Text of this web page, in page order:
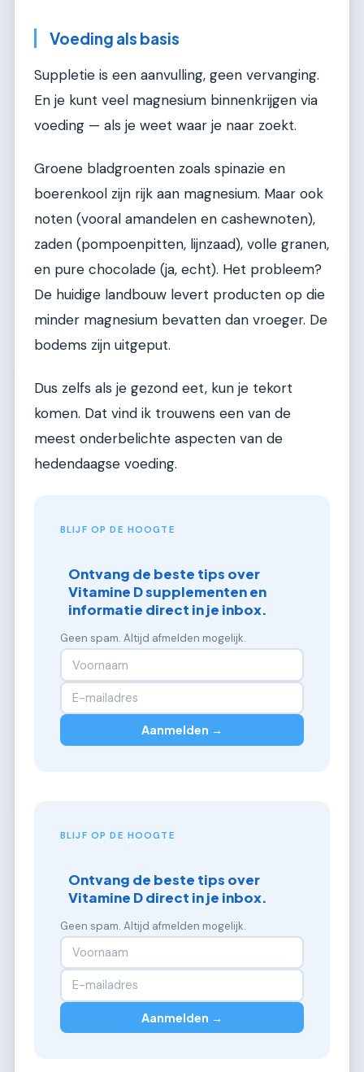
Voeding als basis
Suppletie is een aanvulling, geen vervanging.
En je kunt veel magnesium binnenkrijgen via
voeding — als je weet waar je naar zoekt.
Groene bladgroenten zoals spinazie en
boerenkool zijn rijk aan magnesium. Maar ook
noten (vooral amandelen en cashewnoten),
zaden (pompoenpitten, lijnzaad), volle granen,
en pure chocolade (ja, echt). Het probleem?
De huidige landbouw levert producten op die
minder magnesium bevatten dan vroeger. De
bodems zijn uitgeput.
Dus zelfs als je gezond eet, kun je tekort
komen. Dat vind ik trouwens een van de
meest onderbelichte aspecten van de
hedendaagse voeding.
BLIJF OP DE HOOGTE
Ontvang de beste tips over
Vitamine D supplementen en
informatie direct in je inbox.
Geen spam. Altijd afmelden mogelijk.
Aanmelden →
BLIJF OP DE HOOGTE
Ontvang de beste tips over
Vitamine D direct in je inbox.
Geen spam. Altijd afmelden mogelijk.
Aanmelden →